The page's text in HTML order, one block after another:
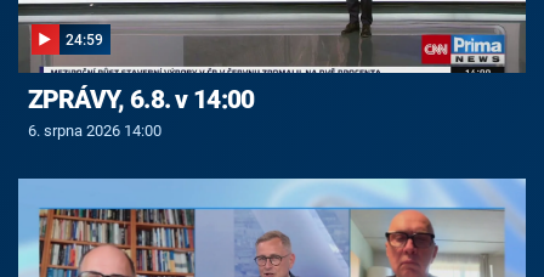
24:59
ZPRÁVY, 6.8. v 14:00
6. srpna 2026 14:00